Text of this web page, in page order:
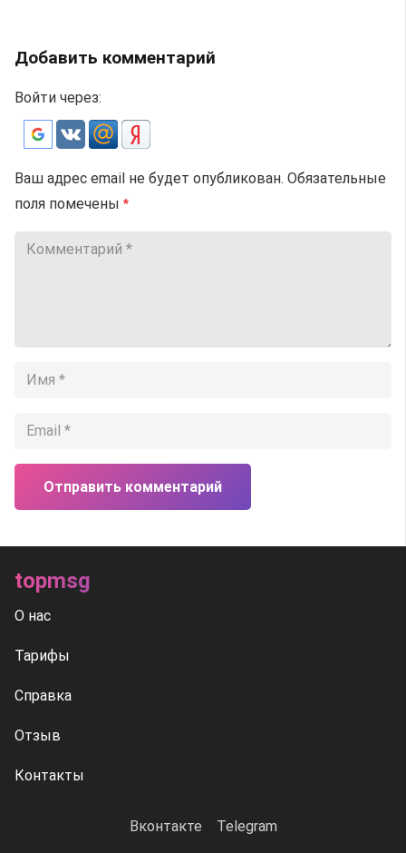
Добавить комментарий
Войти через:
Ваш адрес email не будет опубликован. Обязательные
поля помечены *
Отправить комментарий
topmsg
О нас
Тарифы
Справка
Отзыв
Контакты
Вконтакте Telegram